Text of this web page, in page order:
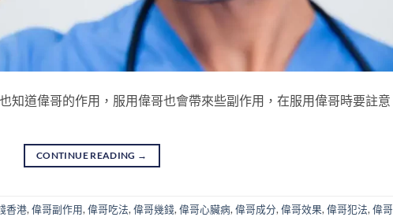
知道偉哥的作用，服用偉哥也會帶來些副作用，在服用偉哥時要註意
CONTINUE READING →
香港,偉哥副作用,偉哥吃法,偉哥幾錢,偉哥心臟病,偉哥成分,偉哥效果,偉哥犯法,偉哥